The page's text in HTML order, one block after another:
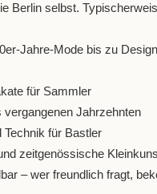
Berlin selbst.
Jahre-Mode bis zu
für Sammler
vergangenen Jahrzehnten
für Bastler
zeitgenössische
– wer freundlich fragt,